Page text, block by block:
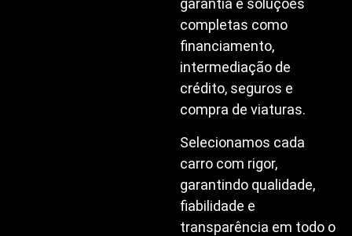
garantia e soluções
completas como
financiamento,
intermediação de
crédito, seguros e
compra de viaturas.
Selecionamos cada
carro com rigor,
garantindo qualidade,
fiabilidade e
transparência em todo o